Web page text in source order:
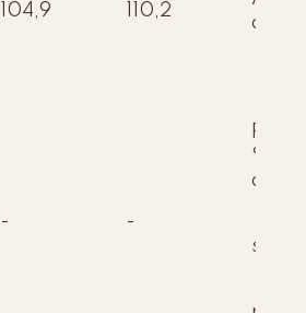
104,9 110,2
de 5
- -
%